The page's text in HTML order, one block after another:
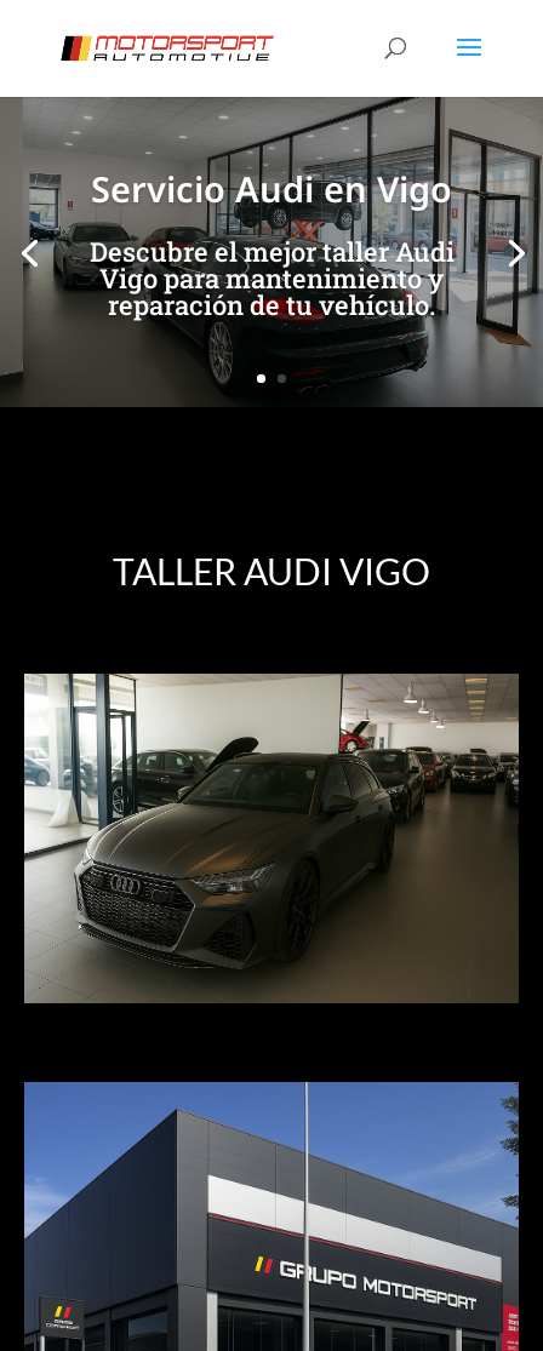
Servicio Audi en Vigo
Descubre el mejor taller Audi
Vigo para mantenimiento y
reparación de tu vehículo.
[/et_pb_slide]
TALLER AUDI VIGO